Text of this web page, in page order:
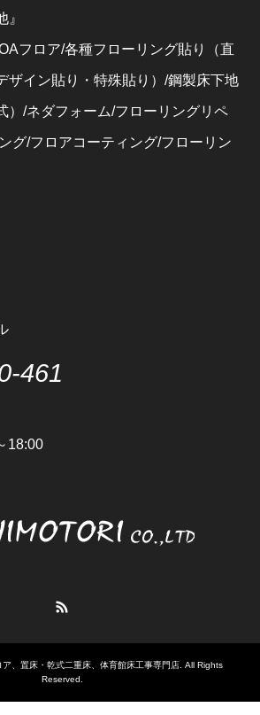
フロア/各種フローリング貼り（直
ザイン貼り・特殊貼り）/鋼製床下地
）/ネダフォーム/フローリングリペ
グ/フロアコーティング/フローリン
461
18:00
、置床・乾式二重床、体育館床工事専門店. All Rights
Reserved.